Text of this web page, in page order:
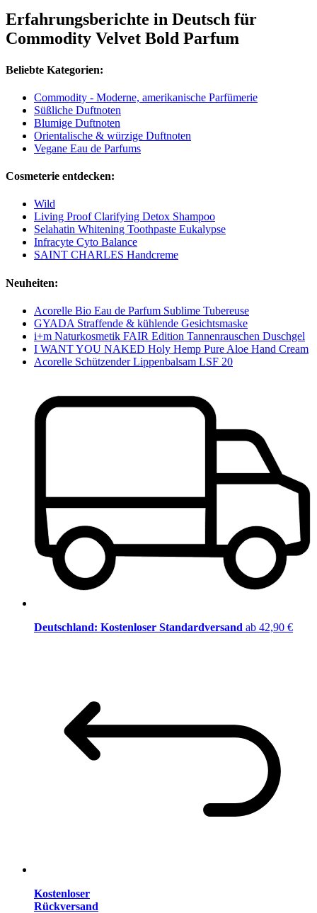
Erfahrungsberichte in Deutsch für
Commodity Velvet Bold Parfum
Beliebte Kategorien:
Commodity - Moderne, amerikanische Parfümerie
Süßliche Duftnoten
Blumige Duftnoten
Orientalische & würzige Duftnoten
Vegane Eau de Parfums
Cosmeterie entdecken:
Wild
Living Proof Clarifying Detox Shampoo
Selahatin Whitening Toothpaste Eukalypse
Infracyte Cyto Balance
SAINT CHARLES Handcreme
Neuheiten:
Acorelle Bio Eau de Parfum Sublime Tubereuse
GYADA Straffende & kühlende Gesichtsmaske
i+m Naturkosmetik FAIR Edition Tannenrauschen Duschgel
I WANT YOU NAKED Holy Hemp Pure Aloe Hand Cream
Acorelle Schützender Lippenbalsam LSF 20
Deutschland: Kostenloser Standardversand ab 42,90 €
Kostenloser
Rückversand